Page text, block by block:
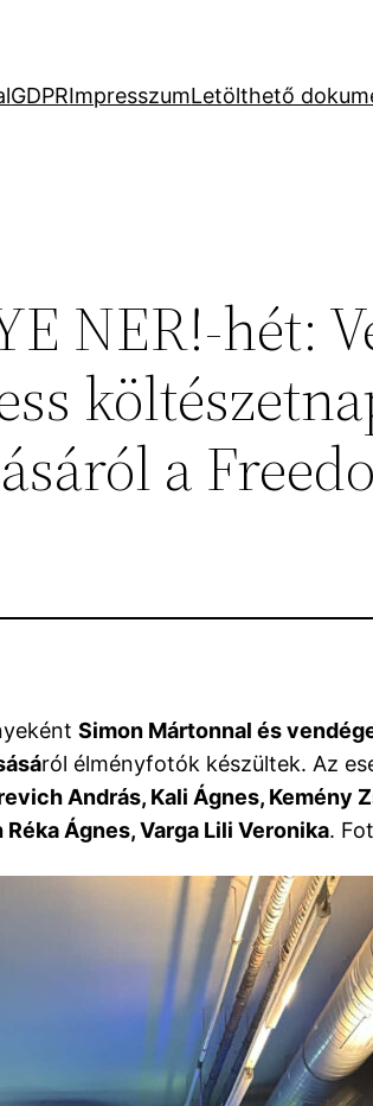
GDPRImpresszumLetölthető
NER!-hét:
a
Simon Mártonnal és
ról élményfotók készültek. Az
András, Kali Ágnes, Kemény
Ágnes, Varga Lili Veronika.